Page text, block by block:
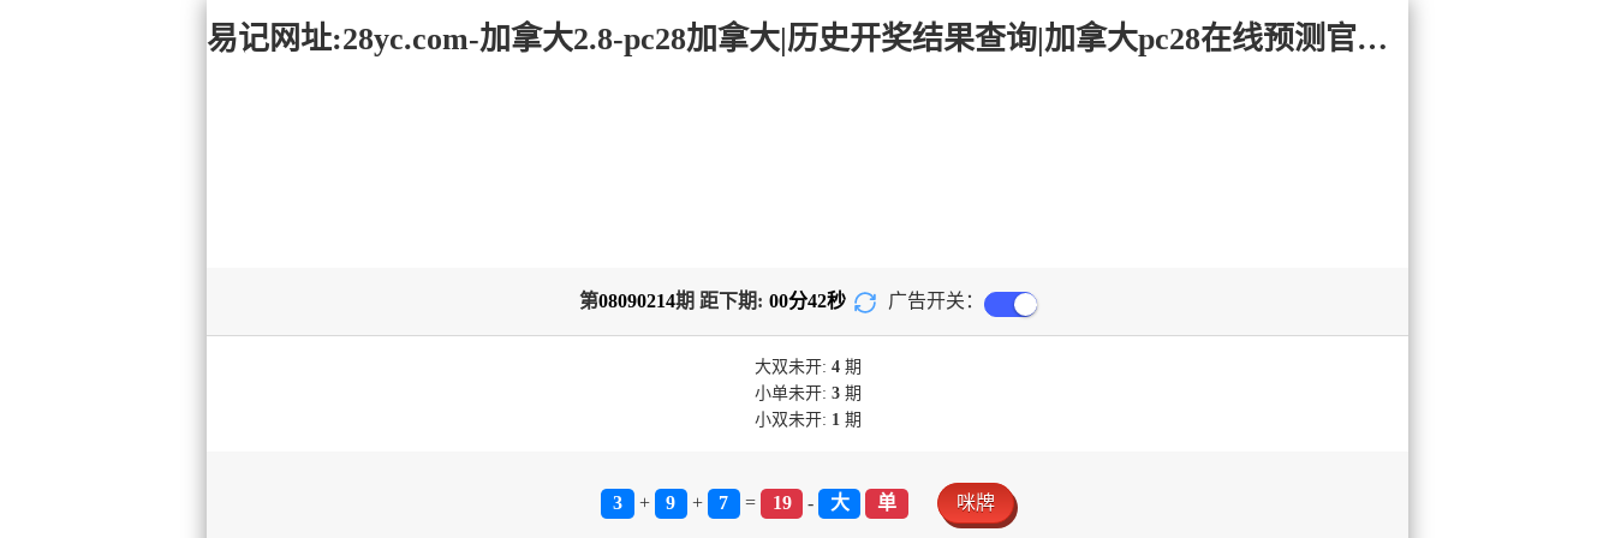
易记网址:28yc.com-加拿大2.8-pc28加拿大|历史开奖结果查询|加拿大pc28在线预测官网_极致火热优质的免费预测
第08090214期 距下期: 00分42秒 广告开关：
大双未开: 4期
小单未开: 3期
小双未开: 1期
3 + 9 + 7 = 19 - 大 单 咪牌